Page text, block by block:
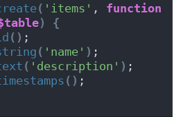
( 'items' , function
)
{
() ;
( 'name' ) ;
( 'description' ) ;
() ;